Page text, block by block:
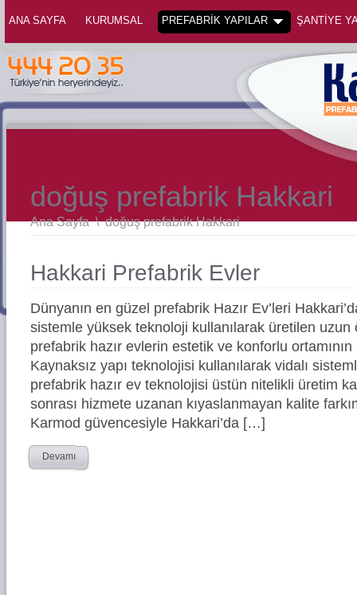
ANA SAYFA KURUMSAL PREFABRİK YAPILAR ŞANTİYE
doğuş prefabrik Hakkari
Ana Sayfa \doğuş prefabrik Hakkari
Hakkari Prefabrik Evler
Dünyanın en güzel prefabrik Hazır Ev’leri
sistemle yüksek teknoloji kullanılarak üretilen
prefabrik hazır evlerin estetik ve konforlu ortamının
Kaynaksız yapı teknolojisi kullanılarak vidalı
prefabrik hazır ev teknolojisi üstün nitelikli üretim
sonrası hizmete uzanan kıyaslanmayan kalite
Karmod güvencesiyle Hakkari’da […]
Devamı